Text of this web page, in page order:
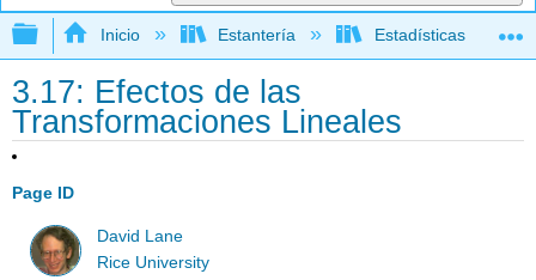
Expandir/contraer jerarquía global
Inicio Estantería Estadísticas
3.17: Efectos de las
Transformaciones Lineales
Page ID
David Lane
Rice University